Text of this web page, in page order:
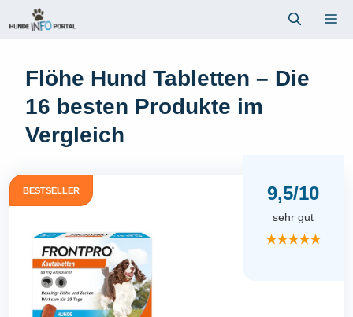
Inhalt
Flöhe Hund Tabletten – Die
16 besten Produkte im
Vergleich
BESTSELLER 9,5/10
sehr gut
★★★★★